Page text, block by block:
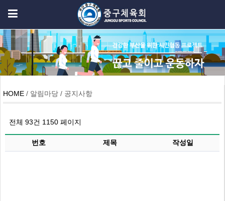
HOME / 알림마당 / 공지사항
전체 93건 1150 페이지
번호 제목 작성일